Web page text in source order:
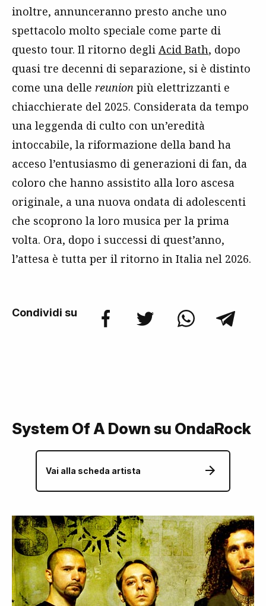
inoltre, annunceranno presto anche uno
spettacolo molto speciale come parte di
questo tour. Il ritorno degli Acid Bath, dopo
quasi tre decenni di separazione, si è distinto
come una delle reunion più elettrizzanti e
chiacchierate del 2025. Considerata da tempo
una leggenda di culto con un’eredità
intoccabile, la riformazione della band ha
acceso l’entusiasmo di generazioni di fan, da
coloro che hanno assistito alla loro ascesa
originale, a una nuova ondata di adolescenti
che scoprono la loro musica per la prima
volta. Ora, dopo i successi di quest’anno,
l’attesa è tutta per il ritorno in Italia nel 2026.
Condividi su
System Of A Down su OndaRock
Vai alla scheda artista